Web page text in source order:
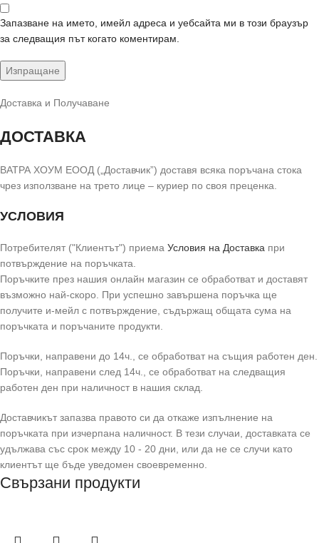
Запазване на името, имейл адреса и уебсайта ми в този браузър
за следващия път когато коментирам.
Доставка и Получаване
ДОСТАВКА
ВАТРА ХОУМ ЕООД („Доставчик”) доставя всяка поръчана стока
чрез използване на трето лице – куриер по своя преценка.
УСЛОВИЯ
Потребителят ("Клиентът") приема Условия на Доставка при
потвърждение на поръчката.
Поръчките през нашия онлайн магазин се обработват и доставят
възможно най-скоро. При успешно завършена поръчка ще
получите и-мейл с потвърждение, съдържащ общата сума на
поръчката и поръчаните продукти.
Поръчки, направени до 14ч., се обработват на същия работен ден.
Поръчки, направени след 14ч., се обработват на следващия
работен ден при наличност в нашия склад.
Доставчикът запазва правото си да откаже изпълнение на
поръчката при изчерпана наличност. В тези случаи, доставката се
удължава със срок между 10 - 20 дни, или да не се случи като
клиентът ще бъде уведомен своевременно.
Свързани продукти